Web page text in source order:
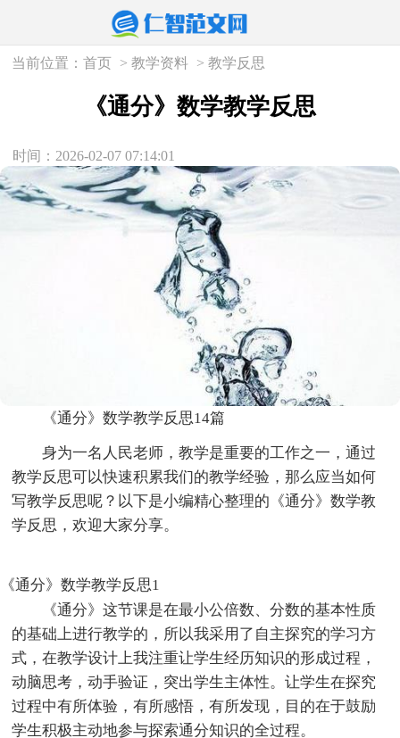
当前位置：首页 >教学资料 >教学反思
《通分》数学教学反思
时间：2026-02-07 07:14:01
《通分》数学教学反思14篇
身为一名人民老师，教学是重要的工作之一，通过
教学反思可以快速积累我们的教学经验，那么应当如何
写教学反思呢？以下是小编精心整理的《通分》数学教
学反思，欢迎大家分享。
《通分》数学教学反思1
《通分》这节课是在最小公倍数、分数的基本性质
的基础上进行教学的，所以我采用了自主探究的学习方
式，在教学设计上我注重让学生经历知识的形成过程，
动脑思考，动手验证，突出学生主体性。让学生在探究
过程中有所体验，有所感悟，有所发现，目的在于鼓励
学生积极主动地参与探索通分知识的全过程。